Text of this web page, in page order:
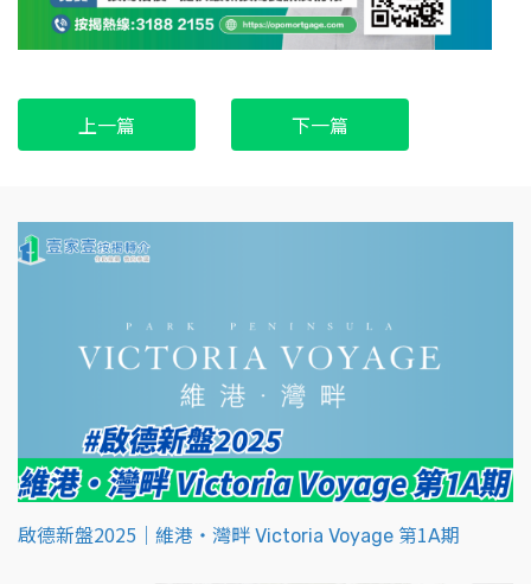
上一篇 下一篇
啟德新盤2025｜維港‧灣畔 Victoria Voyage 第1A期